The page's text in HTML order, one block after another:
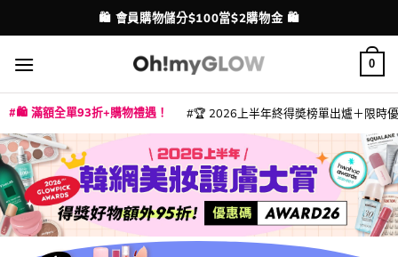
to
content
配送港澳
🛍️ 會員購物儲分$100當$2購物金 🛍️
0
🛍️ 滿額全單93折+購物禮遇！ 🏆 2026上半年終得奬榜單出爐＋限時